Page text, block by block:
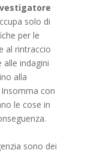
solo di
per le
al rintraccio
indagini
alla
con
le cose in
sono dei